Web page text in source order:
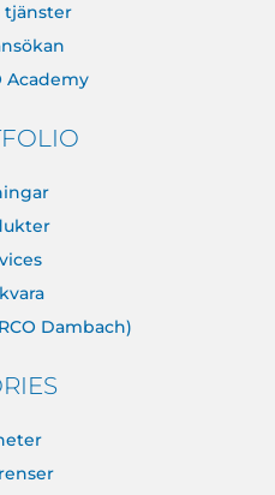
tjänster
Academy
Dambach)